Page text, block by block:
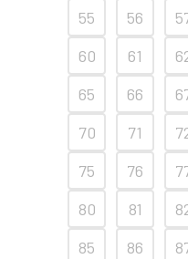
55
56
60
61
65
66
70
71
75
76
80
81
85
86